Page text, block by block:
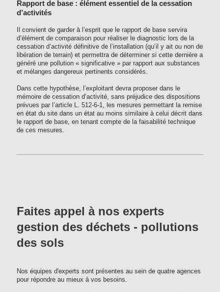
Rapport de base : élément essentiel de la cessation
d’activités
Il convient de garder à l’esprit que le rapport de base servira
d’élément de comparaison pour réaliser le diagnostic lors de la
cessation d’activité définitive de l’installation (qu’il y ait ou non de
libération de terrain) et permettra de déterminer si cette dernière a
généré une pollution « significative » par rapport aux substances
et mélanges dangereux pertinents considérés.
Dans cette hypothèse, l’exploitant devra proposer dans le
mémoire de cessation d’activité, sans préjudice des dispositions
prévues par l’article L. 512-6-1, les mesures permettant la remise
en état du site dans un état au moins similaire à celui décrit dans
le rapport de base, en tenant compte de la faisabilité technique
de ces mesures.
Faites appel à nos experts
gestion des déchets - pollutions
des sols
Nos équipes d'experts sont présentes au sein de quatre agences
pour répondre au mieux à vos besoins.